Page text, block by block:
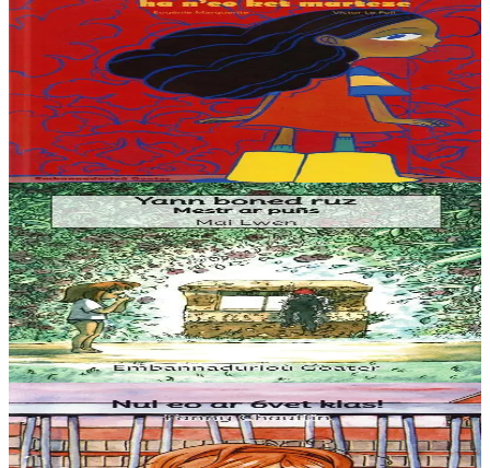
Goater
Fur ha n'eo ket marteze
« Mont d’ar c’horn a blij din ken-ha-ken. Eno, ne gavan ket hir ma
amzer morse. Pezh zo, d’ar c’horn ne vez kaset nemet lamponed. Ha
me zo unan, hep mar ebet....
Er stok15,00 €
3 bloaz hag ouzhpenn
Goater
Yann boned ruz, Mestr ar puñs
“Setu-me dihunet trumm, spontet gant ma gwallhunvre. Dre
vrumenn ma daoulagad e tamwelan bannoù lugernus al loar en he
c’hann oc’h en em silañ dre wask an...
Er stok5,60 €
3 bloaz hag ouzhpenn
Goater
Nul eo ar 6vet klas !